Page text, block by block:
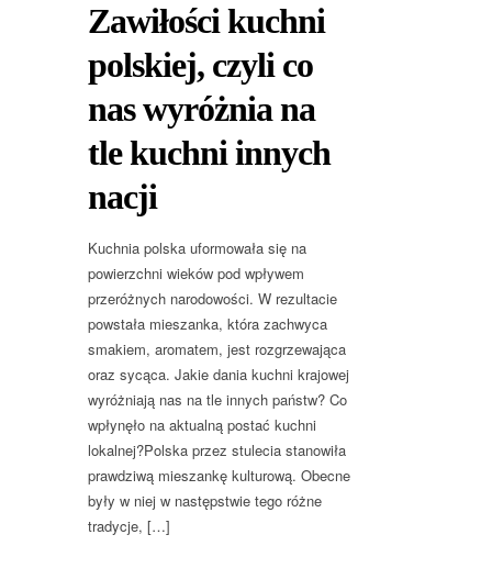
Zawiłości kuchni
polskiej, czyli co
nas wyróżnia na
tle kuchni innych
nacji
Kuchnia polska uformowała się na
powierzchni wieków pod wpływem
przeróżnych narodowości. W rezultacie
powstała mieszanka, która zachwyca
smakiem, aromatem, jest rozgrzewająca
oraz sycąca. Jakie dania kuchni krajowej
wyróżniają nas na tle innych państw? Co
wpłynęło na aktualną postać kuchni
lokalnej?Polska przez stulecia stanowiła
prawdziwą mieszankę kulturową. Obecne
były w niej w następstwie tego różne
tradycje, […]